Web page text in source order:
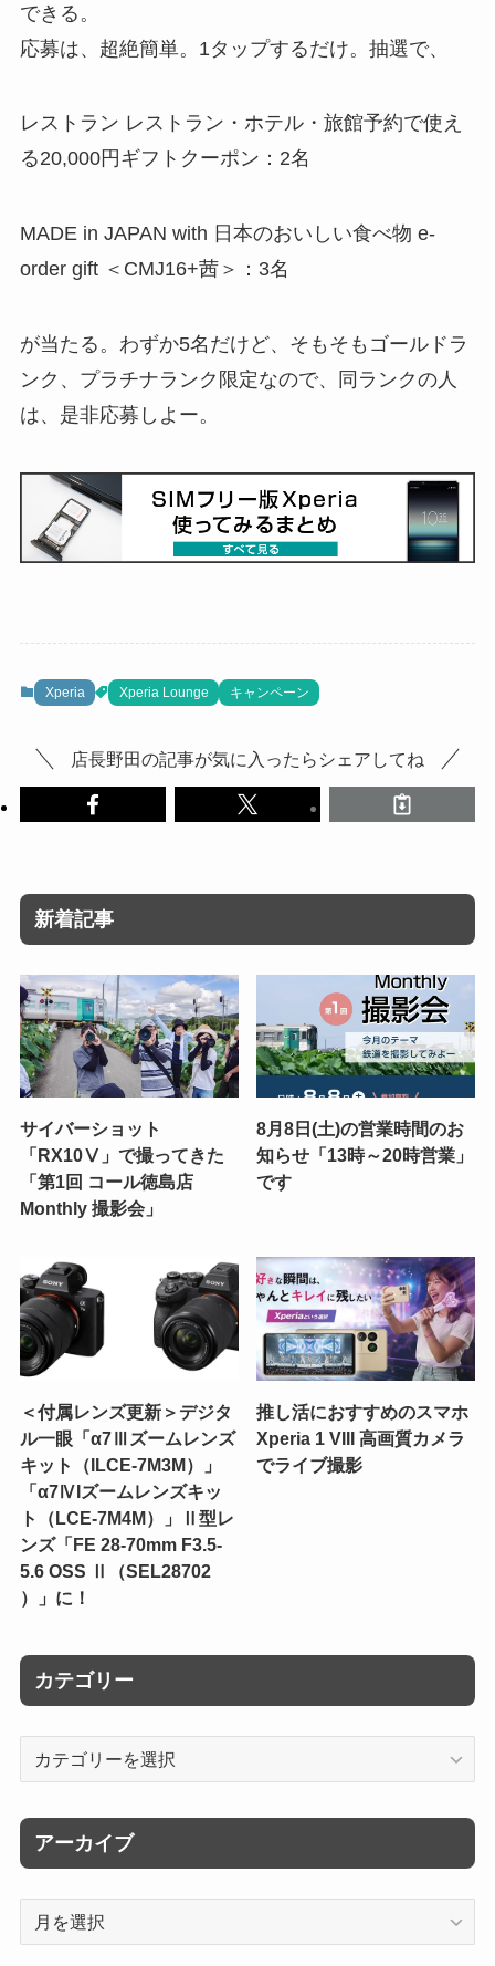
できる。
応募は、超絶簡単。1タップするだけ。抽選で、
レストラン レストラン・ホテル・旅館予約で使え
る20,000円ギフトクーポン：2名
MADE in JAPAN with 日本のおいしい食べ物 e-
order gift ＜CMJ16+茜＞：3名
が当たる。わずか5名だけど、そもそもゴールドラ
ンク、プラチナランク限定なので、同ランクの人
は、是非応募しよー。
Xperia Xperia Lounge キャンペーン
店長野田の記事が気に入ったらシェアしてね
新着記事
サイバーショット
「RX10Ⅴ」で撮ってきた
「第1回 コール徳島店
Monthly 撮影会」
8月8日(土)の営業時間のお
知らせ「13時～20時営業」
です
＜付属レンズ更新＞デジタ
ル一眼「α7Ⅲズームレンズ
キット（ILCE-7M3M）」
「α7ⅣIズームレンズキッ
ト（LCE-7M4M）」Ⅱ型レ
ンズ「FE 28-70mm F3.5-
5.6 OSS Ⅱ（SEL28702
）」に！
推し活におすすめのスマホ
Xperia 1 VIII 高画質カメラ
でライブ撮影
カテゴリー
リ
ー
アーカイブ